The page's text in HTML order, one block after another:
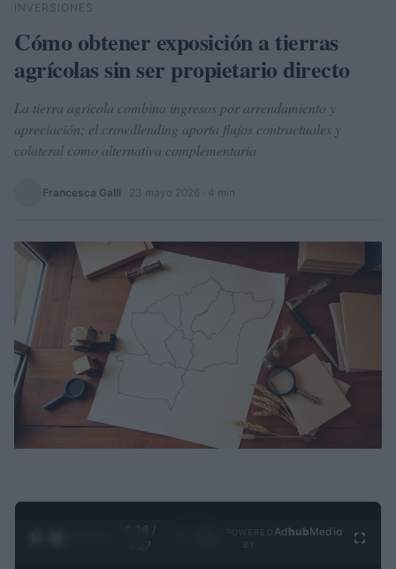
Buscar
INVERSIONES
Cómo obtener exposición a tierras
agrícolas sin ser propietario directo
La tierra agrícola combina ingresos por arrendamiento y
apreciación; el crowdlending aporta flujos contractuales y
colateral como alternativa complementaria
Francesca Galli 23 mayo 2026 · 4 min
0:29 /
4:27
Ad hubMedia